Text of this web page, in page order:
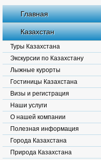
Главная
Казахстан
Туры Казахстана
Экскурсии по Казахстану
Лыжные курорты
Гостиницы Казахстана
Визы и регистрация
Наши услуги
О нашей компании
Полезная информация
Города Казахстана
Природа Казахстана